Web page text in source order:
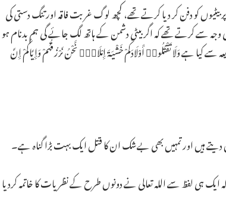
کو دفن کر دیا کرتے تھے، کچھ لوگ غربت فاقہ اور تنگ دستی کی
سے کرتے تھے کہ اگر بیٹی دشمن کے ہاتھ لگ جائے گی ہم بدنام ہو
کیا ہے وَلَا تَقْتُلُوا۟ أَوْلَادَكُمْ خَشْيَةَ إِمْلَاقٍۖ نَّحْنُ نَرْزُقُهُمْ وَإِيَّاكُمْ إِنَّ
دیتے ہیں اور تمہیں بھی بےشک ان کا قتل ایک بہت بڑا گناہ ہے۔
ہی لفظ سے اللہ تعالی نے دونوں طرح کے نظریات کا خاتمہ کردیا ـ